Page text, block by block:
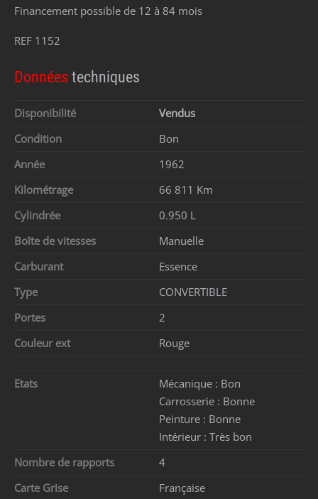
Financement possible de 12 à 84 mois
REF 1152
Données techniques
Disponibilité
Vendus
Condition
Bon
Année
1962
Kilométrage
66 811 Km
Cylindrée
0.950 L
Boîte de vitesses
Manuelle
Carburant
Essence
Type
CONVERTIBLE
Portes
2
Couleur ext
Rouge
Etats Mécanique : Bon
Carrosserie : Bonne
Peinture : Bonne
Intérieur : Très bon
Nombre de rapports
4
Carte Grise
Française